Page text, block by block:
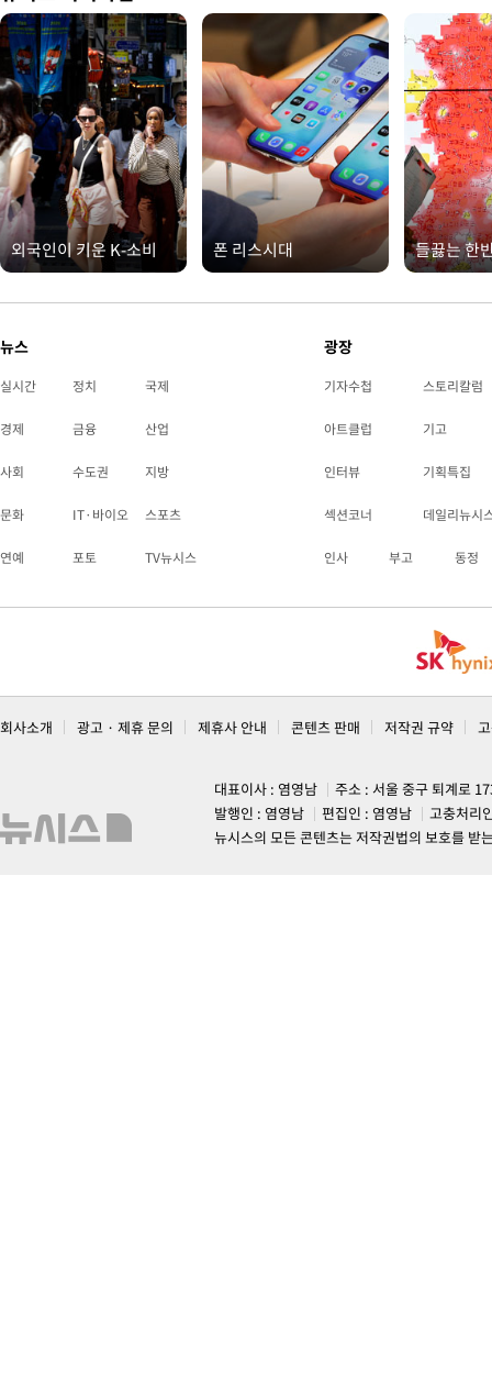
외국인이 키운 K-소비 폰 리스시대 들끓는 한
뉴스
실시간 정치 국제
경제 금융 산업
사회 수도권 지방
문화 IT·바이오 스포츠
연예 포토 TV뉴시스
광장
기자수첩 스토리칼럼
아트클럽 기고
인터뷰 기획특집
섹션코너 데일리뉴시
인사 부고 동정
회사소개 광고 · 제휴 문의 제휴사 안내 콘텐츠 판매 저작권 규약
대표이사 : 염영남
주소 : 서울 중구 퇴계로
발행인 : 염영남
편집인 : 염영남
고충처리
뉴시스의 모든 콘텐츠는 저작권법의 보호를